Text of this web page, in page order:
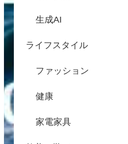
生成AI
ライフスタイル
ファッション
健康
家電家具